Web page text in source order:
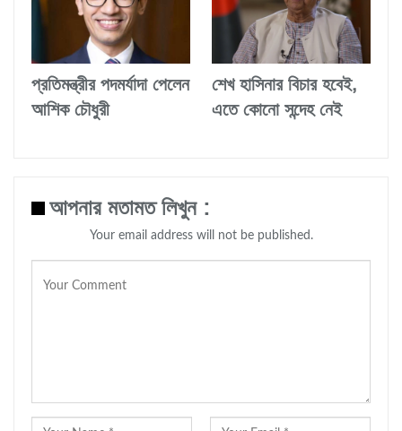
প্রতিমন্ত্রীর পদমর্যাদা পেলেন
আশিক চৌধুরী
শেখ হাসিনার বিচার হবেই,
এতে কোনো সন্দেহ নেই
আপনার মতামত লিখুন :
Your email address will not be published.